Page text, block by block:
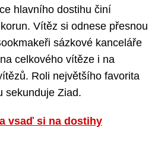
hlavního dostihu činí
Vítěz si odnese přesnou
sázkové kanceláře
celkového vítěze i na
Roli největšího favorita
sekunduje Ziad.
vsaď si na dostihy